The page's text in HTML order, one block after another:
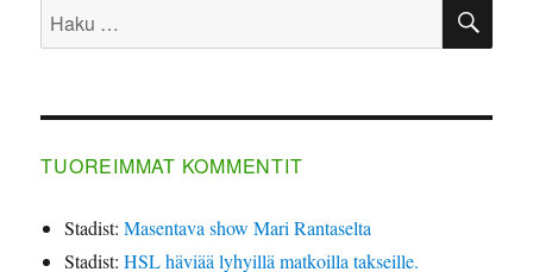
Etsi:
TUOREIMMAT KOMMENTIT
Stadist:Masentava show Mari Rantaselta
Stadist:HSL häviää lyhyillä matkoilla takseille.